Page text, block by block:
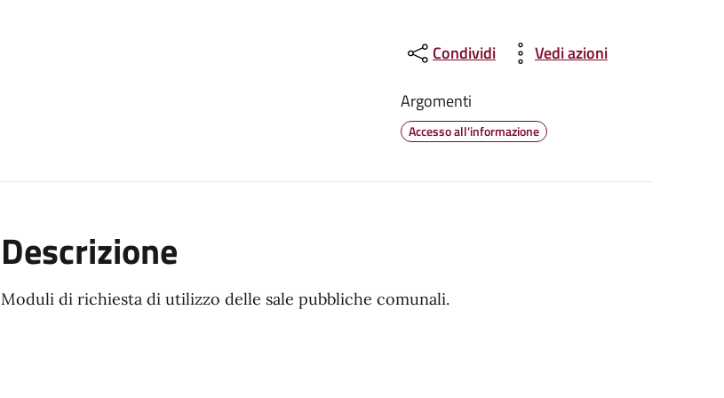
Condividi
Vedi azioni
Argomenti
Accesso all'informazione
Descrizione
Moduli di richiesta di utilizzo delle sale pubbliche comunali.